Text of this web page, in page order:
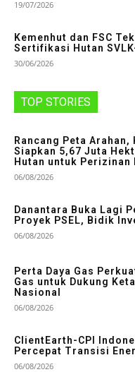
19/07/2026
Kemenhut dan FSC
Sertifikasi Hutan
30/06/2026
TOP STORIES
Rancang Peta Arahan,
Siapkan 5,67 Juta
Hutan untuk Perizinan
06/08/2026
Danantara Buka Lagi
Proyek PSEL, Bidik
06/08/2026
Perta Daya Gas
Gas untuk Dukung
Nasional
06/08/2026
ClientEarth-CPI
Percepat Transisi
06/08/2026